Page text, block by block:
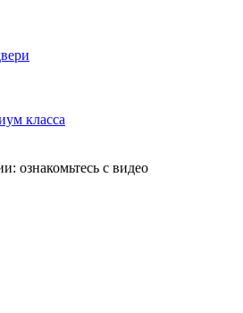
класса
ознакомьтесь с видео